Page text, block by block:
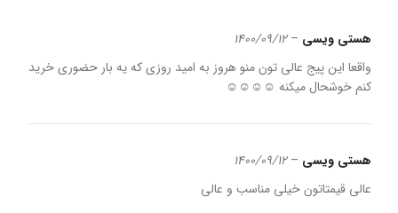
هستی ویسی –
1400/09/12
واقعا این پیج عالی تون منو هروز به امید روزی که یه بار حضوری خرید
کنم خوشحال میکنه ☺☺☺☺
هستی ویسی –
1400/09/12
عالی قیمتاتون خیلی مناسب و عالی